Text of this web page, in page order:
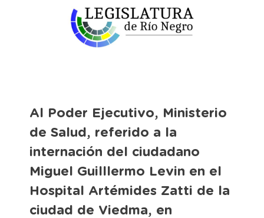
Al Poder Ejecutivo, Ministerio
de Salud, referido a la
internación del ciudadano
Miguel Guilllermo Levin en el
Hospital Artémides Zatti de la
ciudad de Viedma, en